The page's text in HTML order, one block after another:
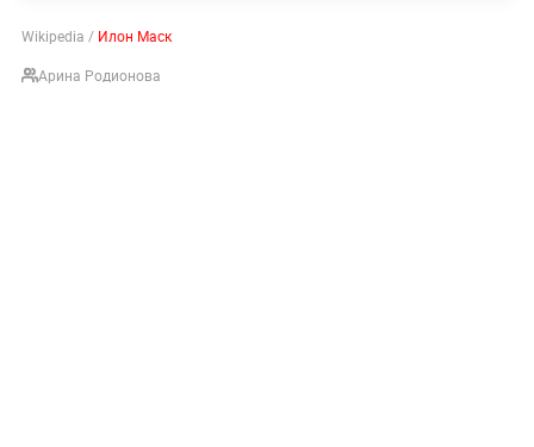
Wikipedia / Илон Маск
Арина Родионова